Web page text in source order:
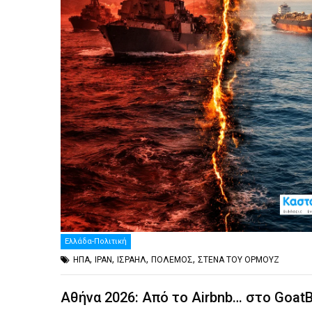
Ελλάδα-Πολιτική
ΗΠΑ, ΙΡΑΝ, ΙΣΡΑΗΛ, ΠΟΛΕΜΟΣ, ΣΤΕΝΑ ΤΟΥ ΟΡΜΟΥΖ
Αθήνα 2026: Από το Airbnb… στο